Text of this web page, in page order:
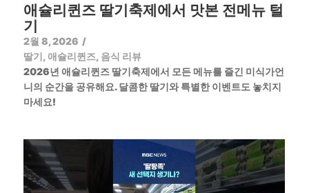
애슐리퀸즈 딸기축제에서 맛본 전메뉴 털
기
2월 8, 2026 /
딸기, 애슐리퀸즈, 음식 리뷰
2026년 애슐리퀸즈 딸기축제에서 모든 메뉴를 즐긴 미식가언
니의 순간을 공유해요. 달콤한 딸기와 특별한 이벤트도 놓치지
마세요!